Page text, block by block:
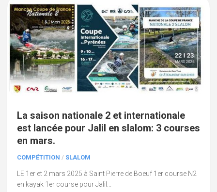
La saison nationale 2 et internationale
est lancée pour Jalil en slalom: 3 courses
en mars.
COMPÉTITION / SLALOM
LE 1er et 2 mars 2025 à Saint Pierre de Boeuf 1er course N2
en kayak 1er course pour Jalil...